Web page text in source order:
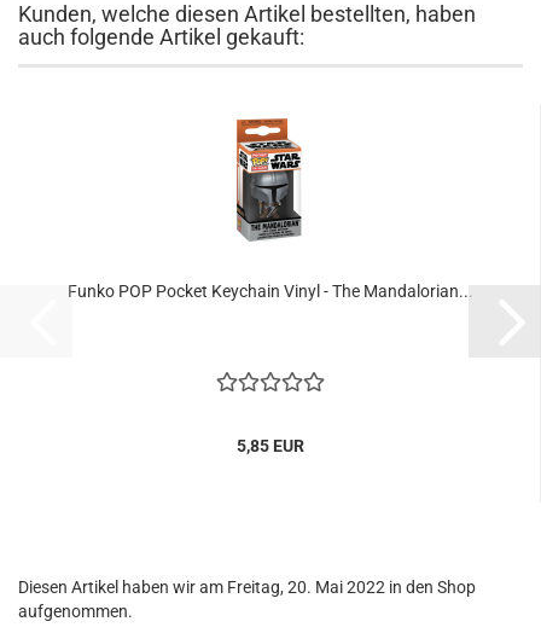
Kunden, welche diesen Artikel bestellten, haben
auch folgende Artikel gekauft:
Funko POP Po­cket Key­chain Vinyl - The Man­da­lo­rian...
5,85 EUR
Diesen Artikel haben wir am Freitag, 20. Mai 2022 in den Shop
aufgenommen.